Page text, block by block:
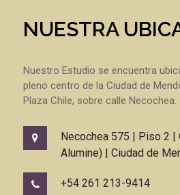
NUESTRA
Nuestro Estudio se encuentra
pleno centro de la Ciudad de
Plaza Chile, sobre calle Necochea.
Necochea 575 | Piso 2 |
Alumine) | Ciudad de
+54 261 213-9414